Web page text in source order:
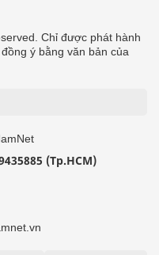
Chỉ được phát hành
ý bằng văn bản của
(Tp.HCM)